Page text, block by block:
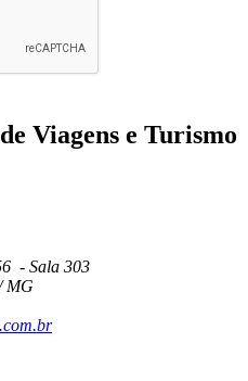
Viagens e Turismo
- Sala 303
MG